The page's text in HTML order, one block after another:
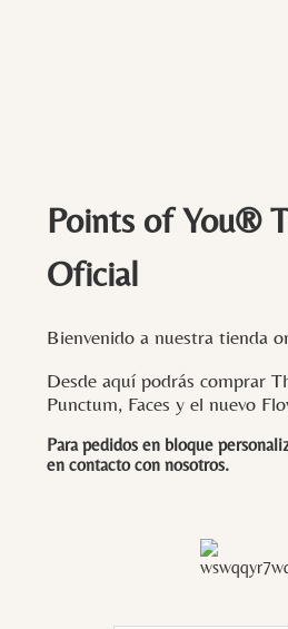
Points of You®
Oficial
Bienvenido a nuestra tienda
Desde aquí podrás comprar
Punctum, Faces y el nuevo
Para pedidos en bloque
en contacto con nosotros.